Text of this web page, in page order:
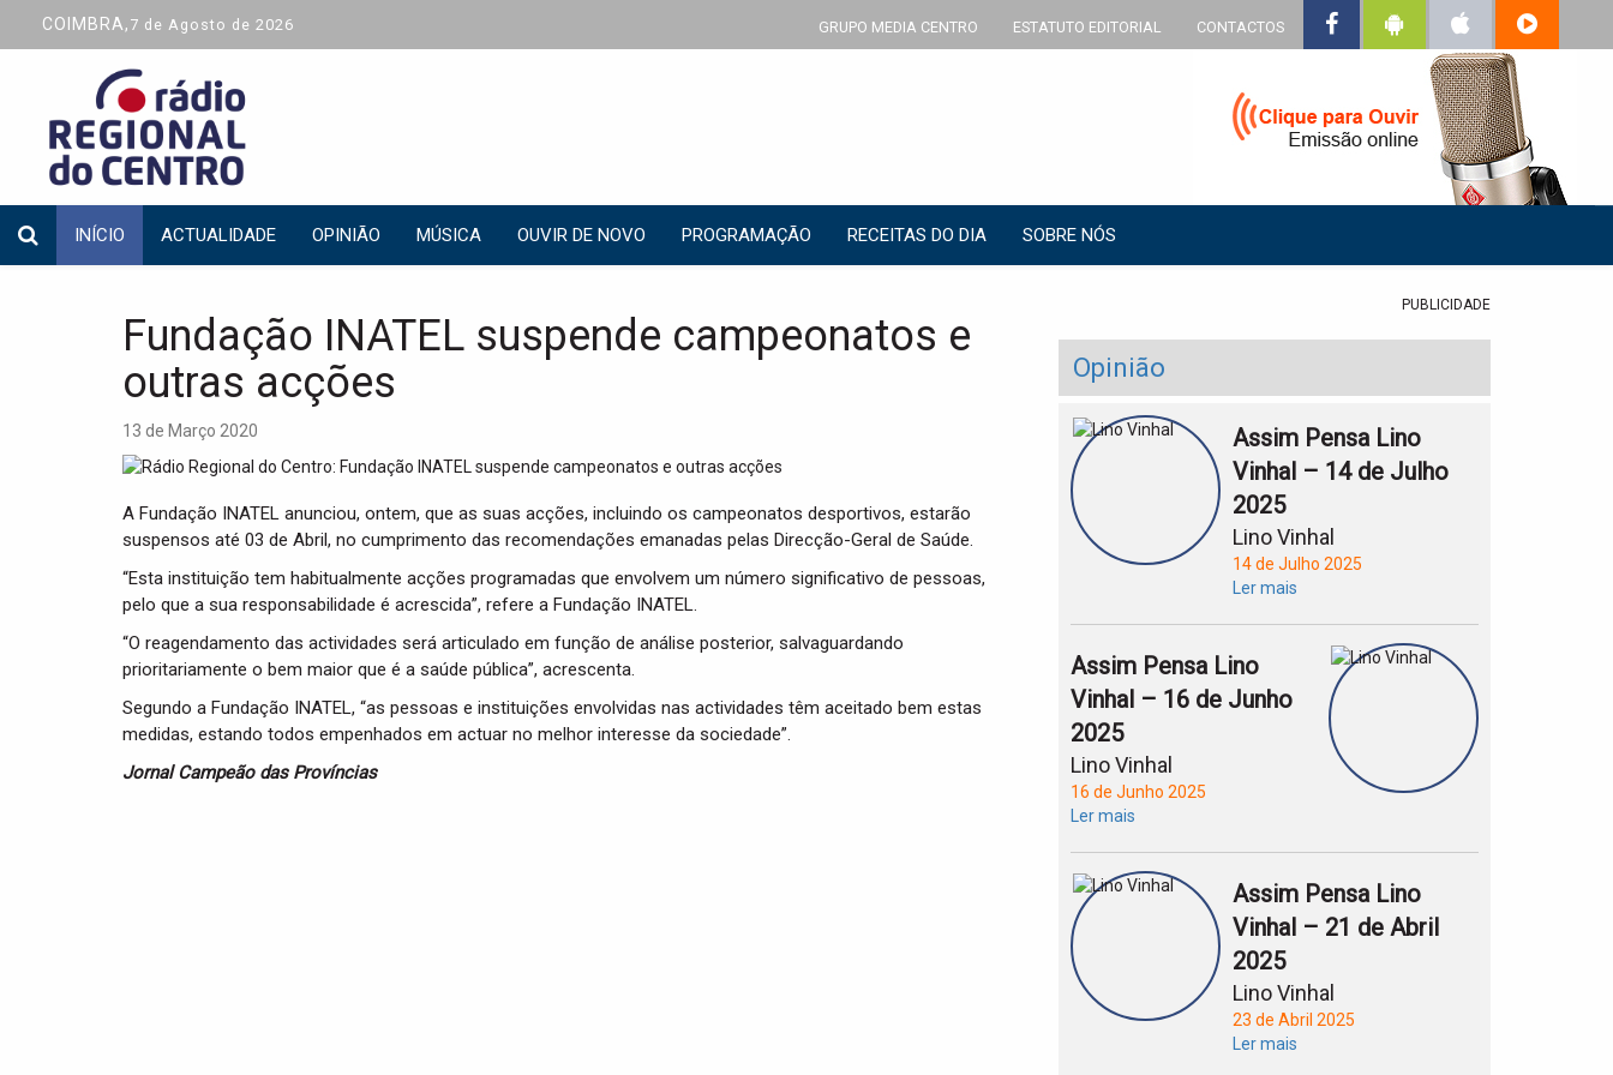
COIMBRA, 7 de Agosto de 2026 GRUPO MEDIA CENTRO ESTATUTO EDITORIAL CONTACTOS
INÍCIO ACTUALIDADE OPINIÃO MÚSICA OUVIR DE NOVO PROGRAMAÇÃO RECEITAS DO DIA SOBRE NÓS
Fundação INATEL suspende campeonatos e
outras acções
13 de Março 2020
A Fundação INATEL anunciou, ontem, que as suas acções, incluindo os campeonatos desportivos, estarão
suspensos até 03 de Abril, no cumprimento das recomendações emanadas pelas Direcção-Geral de Saúde.
“Esta instituição tem habitualmente acções programadas que envolvem um número significativo de pessoas,
pelo que a sua responsabilidade é acrescida”, refere a Fundação INATEL.
“O reagendamento das actividades será articulado em função de análise posterior, salvaguardando
prioritariamente o bem maior que é a saúde pública”, acrescenta.
Segundo a Fundação INATEL, “as pessoas e instituições envolvidas nas actividades têm aceitado bem estas
medidas, estando todos empenhados em actuar no melhor interesse da sociedade”.
Jornal Campeão das Províncias
PUBLICIDADE
Opinião
Assim Pensa Lino
Vinhal – 14 de Julho
2025
Lino Vinhal
14 de Julho 2025
Ler mais
Assim Pensa Lino
Vinhal – 16 de Junho
2025
Lino Vinhal
16 de Junho 2025
Ler mais
Assim Pensa Lino
Vinhal – 21 de Abril
2025
Lino Vinhal
23 de Abril 2025
Ler mais